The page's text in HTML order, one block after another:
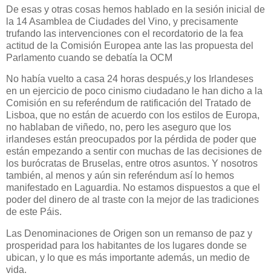
De esas y otras cosas hemos hablado en la sesión inicial de
la 14 Asamblea de Ciudades del Vino, y precisamente
trufando las intervenciones con el recordatorio de la fea
actitud de la Comisión Europea ante las las propuesta del
Parlamento cuando se debatía la OCM
No había vuelto a casa 24 horas después,y los Irlandeses
en un ejercicio de poco cinismo ciudadano le han dicho a la
Comisión en su referéndum de ratificación del Tratado de
Lisboa, que no están de acuerdo con los estilos de Europa,
no hablaban de viñedo, no, pero les aseguro que los
irlandeses están preocupados por la pérdida de poder que
están empezando a sentir con muchas de las decisiones de
los burócratas de Bruselas, entre otros asuntos. Y nosotros
también, al menos y aún sin referéndum así lo hemos
manifestado en Laguardia. No estamos dispuestos a que el
poder del dinero de al traste con la mejor de las tradiciones
de este Páis.
Las Denominaciones de Origen son un remanso de paz y
prosperidad para los habitantes de los lugares donde se
ubican, y lo que es más importante además, un medio de
vida.